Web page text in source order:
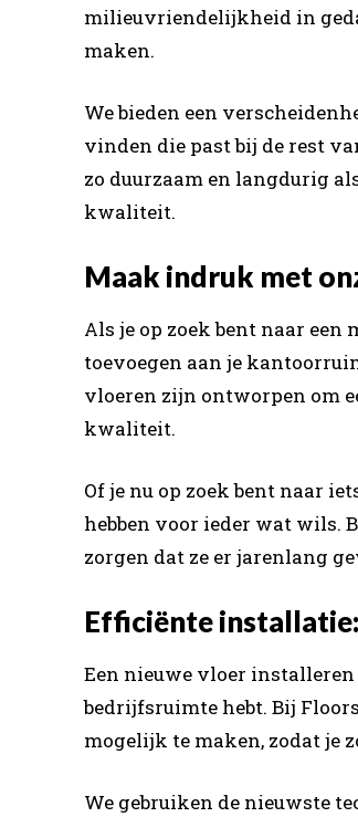
milieuvriendelijkheid in
maken.
We bieden een
vinden die past bij de rest
zo duurzaam en langdurig
kwaliteit.
Maak indruk met
Als je op zoek bent naar
toevoegen aan je
vloeren zijn ontworpen om
kwaliteit.
Of je nu op zoek bent naar
hebben voor ieder wat wils.
zorgen dat ze er jarenlang
Efficiënte
Een nieuwe vloer
bedrijfsruimte hebt. Bij
mogelijk te maken, zodat je
We gebruiken de nieuwste